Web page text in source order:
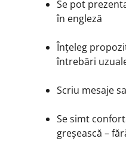
Se pot
în engleză
Înțeleg
întrebări
Scriu mesaje
Se simt
greșească –